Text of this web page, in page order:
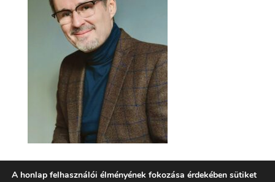
A honlap felhasználói élményének fokozása érdekében sütiket